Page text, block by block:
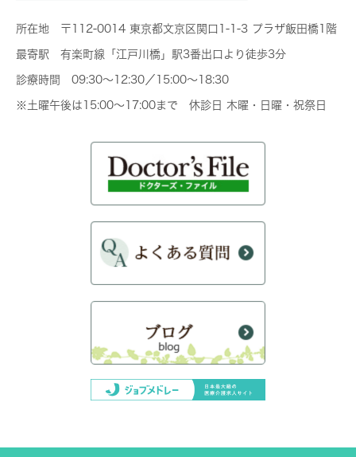
所在地 〒112-0014 東京都文京区関口1-1-3 プラザ飯田橋1階
最寄駅 有楽町線「江戸川橋」駅3番出口より徒歩3分
診療時間 09:30～12:30／15:00～18:30
※土曜午後は15:00～17:00まで 休診日 木曜・日曜・祝祭日